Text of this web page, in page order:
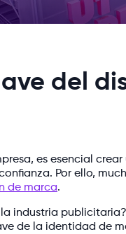
del
es esencial
Por ello,
de marca.
industria
de la identidad de